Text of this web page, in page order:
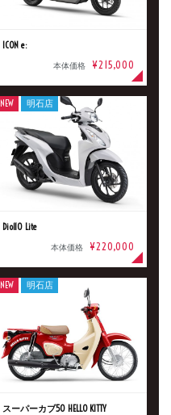
ICON e:
本体価格 ¥215,000
Dio110 Lite
本体価格 ¥220,000
NEW 明石店
スーパーカブ50 HELLO KITTY
NEW 明石店